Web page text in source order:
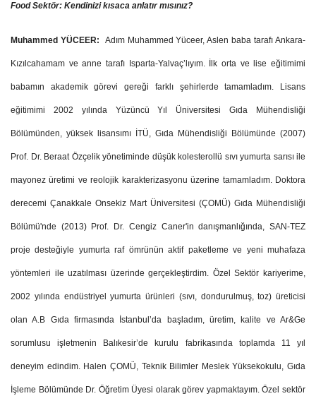
Food Sektör: Kendinizi kısaca anlatır mısınız?
Muhammed YÜCEER: Adım Muhammed Yüceer, Aslen baba tarafı Ankara-
Kızılcahamam ve anne tarafı Isparta-Yalvaç’lıyım. İlk orta ve lise eğitimimi
babamın akademik görevi gereği farklı şehirlerde tamamladım. Lisans
eğitimimi 2002 yılında Yüzüncü Yıl Üniversitesi Gıda Mühendisliği
Bölümünden, yüksek lisansımı İTÜ, Gıda Mühendisliği Bölümünde (2007)
Prof. Dr. Beraat Özçelik yönetiminde düşük kolesterollü sıvı yumurta sarısı ile
mayonez üretimi ve reolojik karakterizasyonu üzerine tamamladım. Doktora
derecemi Çanakkale Onsekiz Mart Üniversitesi (ÇOMÜ) Gıda Mühendisliği
Bölümü'nde (2013) Prof. Dr. Cengiz Caner'in danışmanlığında, SAN-TEZ
proje desteğiyle yumurta raf ömrünün aktif paketleme ve yeni muhafaza
yöntemleri ile uzatılması üzerinde gerçekleştirdim. Özel Sektör kariyerime,
2002 yılında endüstriyel yumurta ürünleri (sıvı, dondurulmuş, toz) üreticisi
olan A.B Gıda firmasında İstanbul’da başladım, üretim, kalite ve Ar&Ge
sorumlusu işletmenin Balıkesir’de kurulu fabrikasında toplamda 11 yıl
deneyim edindim. Halen ÇOMÜ, Teknik Bilimler Meslek Yüksekokulu, Gıda
İşleme Bölümünde Dr. Öğretim Üyesi olarak görev yapmaktayım. Özel sektör